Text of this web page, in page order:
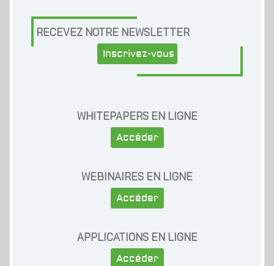
RECEVEZ NOTRE NEWSLETTER
Inscrivez-vous
WHITEPAPERS EN LIGNE
Accéder
WEBINAIRES EN LIGNE
Accéder
APPLICATIONS EN LIGNE
Accéder